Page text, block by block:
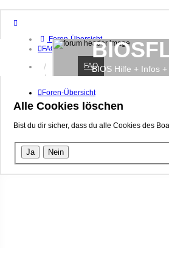
Foren-Übersicht
FAQ
Anmelden
Registrieren
BIOS Hilfe + Infos
FAQ
Foren-Übersicht
Alle Cookies löschen
Bist du dir sicher, dass du alle Cookies des